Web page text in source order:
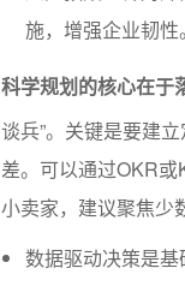
施，增强企业韧性。
科学规划的核心在于
谈兵”。关键是要建
差。可以通过OKR
小卖家，建议聚焦少
数据驱动决策是